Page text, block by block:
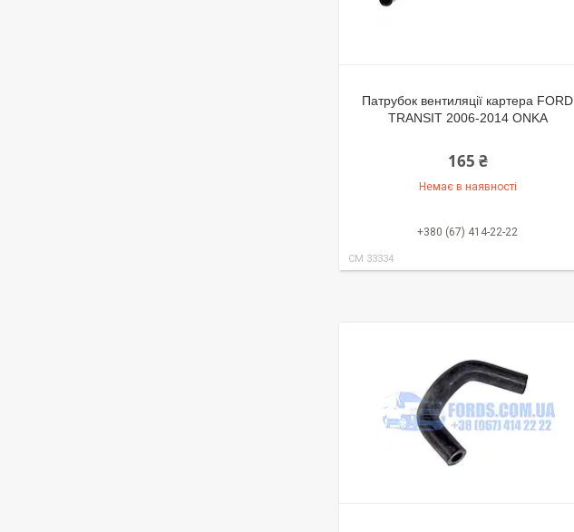
Патрубок вентиляції картера FORD
TRANSIT 2006-2014 ONKA
165 ₴
Немає в наявності
+380 (67) 414-22-22
CM 33334